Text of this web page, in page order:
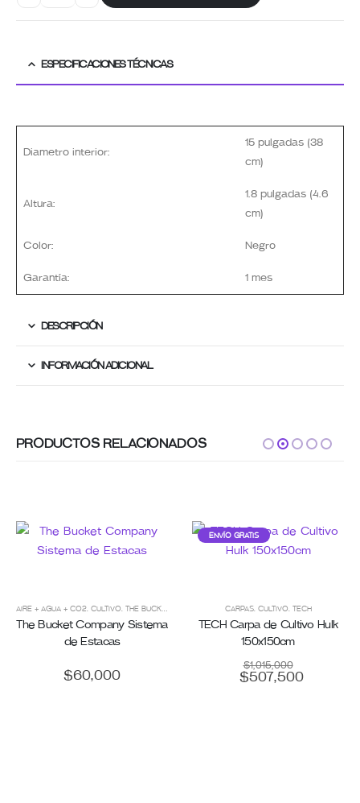
ESPECIFICACIONES TÉCNICAS
Diametro interior:
15 pulgadas (38
cm)
Altura:
1.8 pulgadas (4.6
cm)
Color: Negro
Garantía: 1 mes
DESCRIPCIÓN
INFORMACIÓN ADICIONAL
PRODUCTOS RELACIONADOS
AIRE + AGUA + CO2, CULTIVO, THE BUCKET COMPANY
The Bucket Company Sistema
de Estacas
$60,000
ENVÍO GRATIS
CARPAS, CULTIVO, TECH
TECH Carpa de Cultivo Hulk
150x150cm
$1,015,000
$507,500